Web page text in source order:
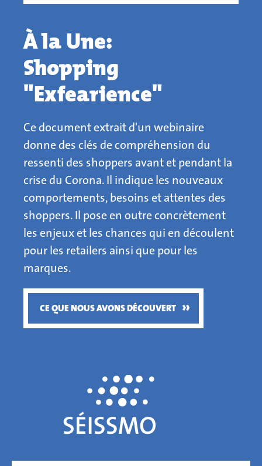
À la Une:
Shopping
"Exfearience"
Ce document extrait d'un webinaire
donne des clés de compréhension du
ressenti des shoppers avant et pendant la
crise du Corona. Il indique les nouveaux
comportements, besoins et attentes des
shoppers. Il pose en outre concrètement
les enjeux et les chances qui en découlent
pour les retailers ainsi que pour les
marques.
CE QUE NOUS AVONS DÉCOUVERT »